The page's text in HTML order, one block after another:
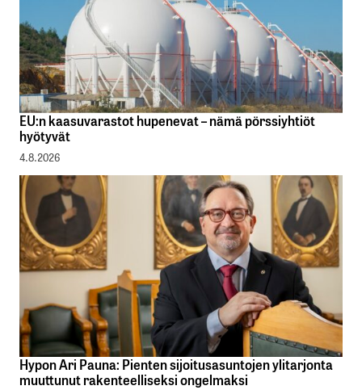
EU:n kaasuvarastot hupenevat – nämä pörssiyhtiöt
hyötyvät
4.8.2026
Hypon Ari Pauna: Pienten sijoitusasuntojen ylitarjonta
muuttunut rakenteelliseksi ongelmaksi